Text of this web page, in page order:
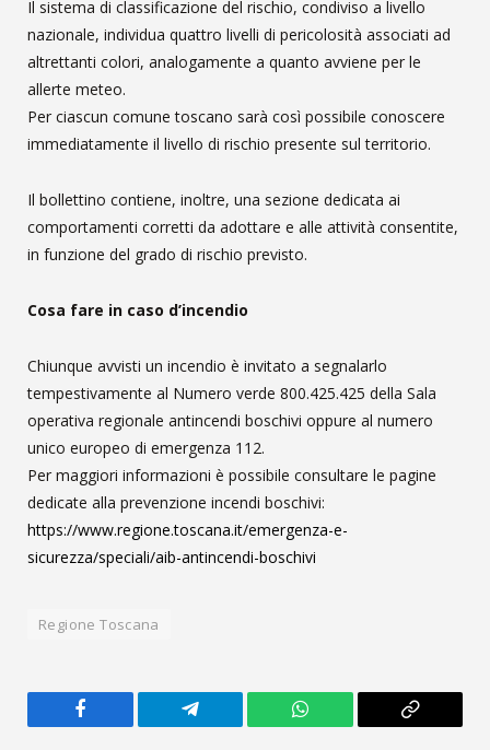
Il sistema di classificazione del rischio, condiviso a livello
nazionale, individua quattro livelli di pericolosità associati ad
altrettanti colori, analogamente a quanto avviene per le
allerte meteo.
Per ciascun comune toscano sarà così possibile conoscere
immediatamente il livello di rischio presente sul territorio.
Il bollettino contiene, inoltre, una sezione dedicata ai
comportamenti corretti da adottare e alle attività consentite,
in funzione del grado di rischio previsto.
Cosa fare in caso d’incendio
Chiunque avvisti un incendio è invitato a segnalarlo
tempestivamente al Numero verde 800.425.425 della Sala
operativa regionale antincendi boschivi oppure al numero
unico europeo di emergenza 112.
Per maggiori informazioni è possibile consultare le pagine
dedicate alla prevenzione incendi boschivi:
https://www.regione.toscana.it/emergenza-e-
sicurezza/speciali/aib-antincendi-boschivi
Regione Toscana
Facebook Telegram WhatsApp
Copy